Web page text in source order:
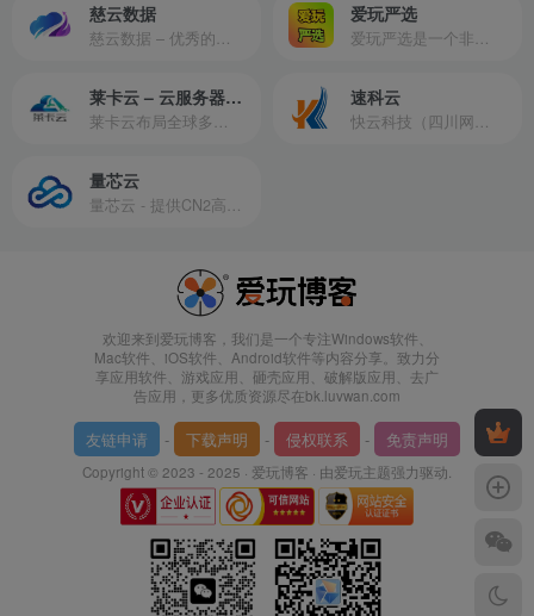
慈云数据
慈云数据 – 优秀的云服务器服务商，提供最具有性价比的产品。慈云数据是开发者必不可少的良心云
爱玩严选
爱玩严选是一个非常有保障且性价比极高的虚拟商城，包括但不限于苹果证书、技术指导、会员充值等多种虚拟服务！
莱卡云 – 云服务器提供商
莱卡云布局全球多个地理区域。提供服务有：境外云服务器、国内云服务器、独立服务器、服务器托管、CDN、SSL证书、游戏服务器等业务。
速科云
快云科技（四川网联快云科技有限公司）成立于2021年，主营互联网业务平台服务提供商。公司专注为用户提供低价高性能云计算产品，致力于云计算应用的易用性开发，并引导云计算在国内普及
量芯云
量芯云 - 提供CN2高速香港美国云服务器&专业高防服务器租用等云服务器供应商
欢迎来到爱玩博客，我们是一个专注Windows软件、
Mac软件、iOS软件、Android软件等内容分享。致力分
享应用软件、游戏应用、砸壳应用、破解版应用、去广
告应用，更多优质资源尽在bk.luvwan.com
友链申请 - 下载声明 - 侵权联系 - 免责声明
Copyright © 2023 - 2025 · 爱玩博客 · 由爱玩主题强力驱动.